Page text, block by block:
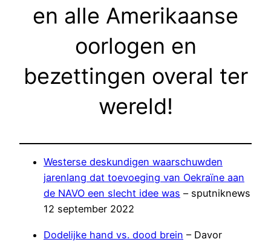
en alle Amerikaanse
oorlogen en
bezettingen overal ter
wereld!
Westerse deskundigen waarschuwden
jarenlang dat toevoeging van Oekraïne aan
de NAVO een slecht idee was – sputniknews
12 september 2022
Dodelijke hand vs. dood brein – Davor